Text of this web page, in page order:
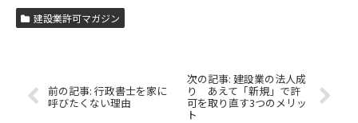
建設業許可マガジン
行政書士を家に
呼びたくない理由
建設業の法人成
り あえて「新規」で許
可を取り直す3つのメリッ
ト